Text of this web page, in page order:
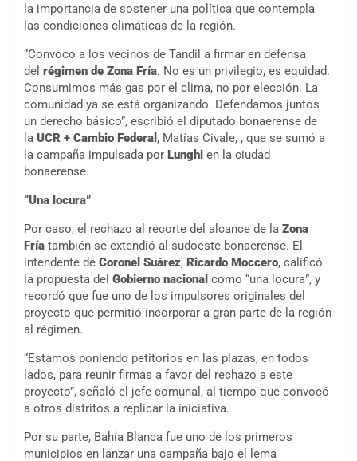
la importancia de sostener una política que contempla
las condiciones climáticas de la región.
“Convoco a los vecinos de Tandil a firmar en defensa
del régimen de Zona Fría. No es un privilegio, es equidad.
Consumimos más gas por el clima, no por elección. La
comunidad ya se está organizando. Defendamos juntos
un derecho básico”, escribió el diputado bonaerense de
la UCR + Cambio Federal , Matías Civale, , que se sumó a
la campaña impulsada por Lunghi en la ciudad
bonaerense.
“Una locura”
Por caso, el rechazo al recorte del alcance de la Zona
Fría también se extendió al sudoeste bonaerense. El
intendente de Coronel Suárez, Ricardo Moccero, calificó
la propuesta del Gobierno nacional como “una locura”, y
recordó que fue uno de los impulsores originales del
proyecto que permitió incorporar a gran parte de la región
al régimen.
“Estamos poniendo petitorios en las plazas, en todos
lados, para reunir firmas a favor del rechazo a este
proyecto”, señaló el jefe comunal, al tiempo que convocó
a otros distritos a replicar la iniciativa.
Por su parte, Bahía Blanca fue uno de los primeros
municipios en lanzar una campaña bajo el lema